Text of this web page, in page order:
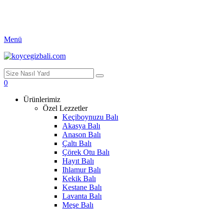
Menü
0
Ürünlerimiz
Özel Lezzetler
Keçiboynuzu Balı
Akasya Balı
Anason Balı
Çaltı Balı
Çörek Otu Balı
Hayıt Balı
Ihlamur Balı
Kekik Balı
Kestane Balı
Lavanta Balı
Meşe Balı